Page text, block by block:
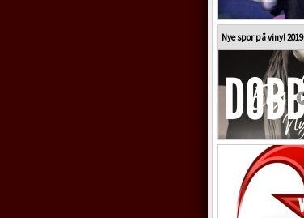
Nye spor på vinyl 2019